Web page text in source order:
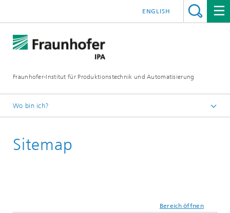
Fraunhofer-Institut für Produktionstechnik und Automatisierung
ENGLISH
Wo bin ich?
Sitemap
Bereich öffnen